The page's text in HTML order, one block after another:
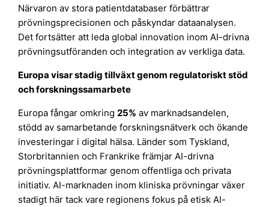
Närvaron av stora patientdatabaser förbättrar
prövningsprecisionen och påskyndar dataanalysen.
Det fortsätter att leda global innovation inom AI-drivna
prövningsutföranden och integration av verkliga data.
Europa visar stadig tillväxt genom regulatoriskt stöd
och forskningssamarbete
Europa fångar omkring 25% av marknadsandelen,
stödd av samarbetande forskningsnätverk och ökande
investeringar i digital hälsa. Länder som Tyskland,
Storbritannien och Frankrike främjar AI-drivna
prövningsplattformar genom offentliga och privata
initiativ. AI-marknaden inom kliniska prövningar växer
stadigt här tack vare regionens fokus på etisk AI-